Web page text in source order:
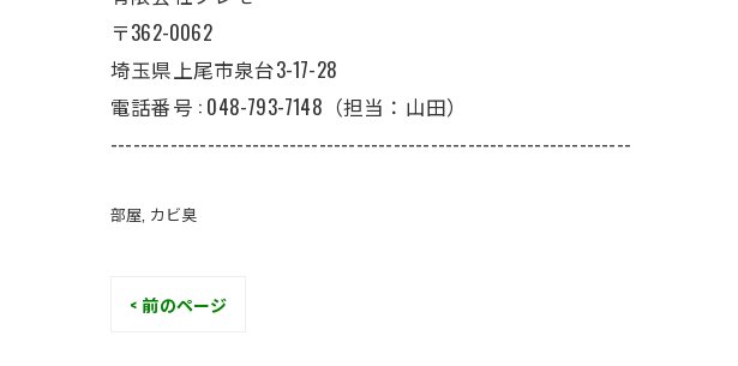
〒362-0062
埼玉県上尾市泉台3-17-28
電話番号 : 048-793-7148（担当：山田）
----------------------------------------------------------------------
部屋 カビ臭
< 前のページ